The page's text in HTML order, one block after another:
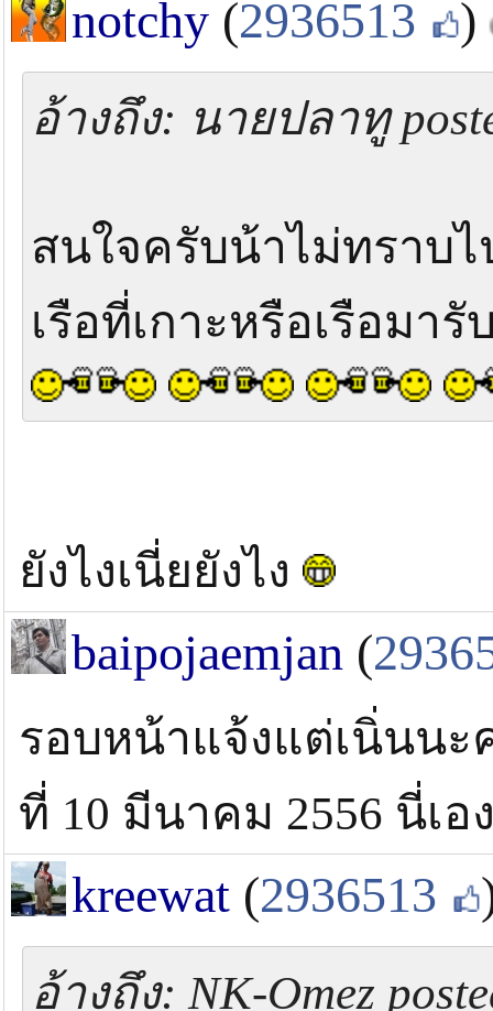
notchy (2936513 )
อ้างถึง: นายปลาทู
สนใจครับน้าไม่ทราบ
เรือที่เกาะหรือเรือมา
ยังไงเนี่ยยังไง
baipojaemjan (
รอบหน้าแจ้งแต่เนิ่นน
ที่ 10 มีนาคม 2556 นี่เอ
kreewat (2936513
อ้างถึง: NK-Omez